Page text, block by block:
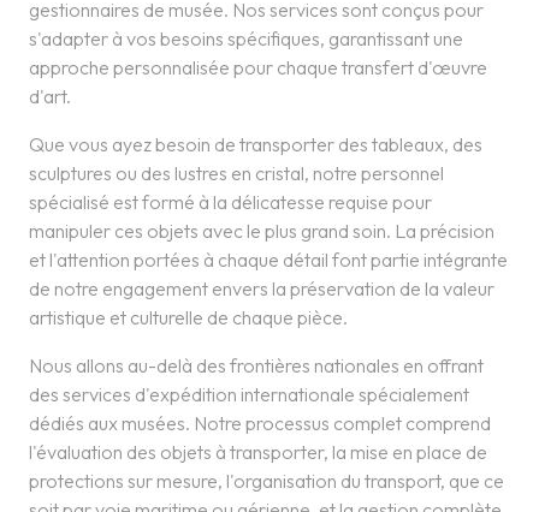
gestionnaires de musée. Nos services sont conçus pour
s'adapter à vos besoins spécifiques, garantissant une
approche personnalisée pour chaque transfert d'œuvre
d'art.
Que vous ayez besoin de transporter des tableaux, des
sculptures ou des lustres en cristal, notre personnel
spécialisé est formé à la délicatesse requise pour
manipuler ces objets avec le plus grand soin. La précision
et l'attention portées à chaque détail font partie intégrante
de notre engagement envers la préservation de la valeur
artistique et culturelle de chaque pièce.
Nous allons au-delà des frontières nationales en offrant
des services d'expédition internationale spécialement
dédiés aux musées. Notre processus complet comprend
l'évaluation des objets à transporter, la mise en place de
protections sur mesure, l'organisation du transport, que ce